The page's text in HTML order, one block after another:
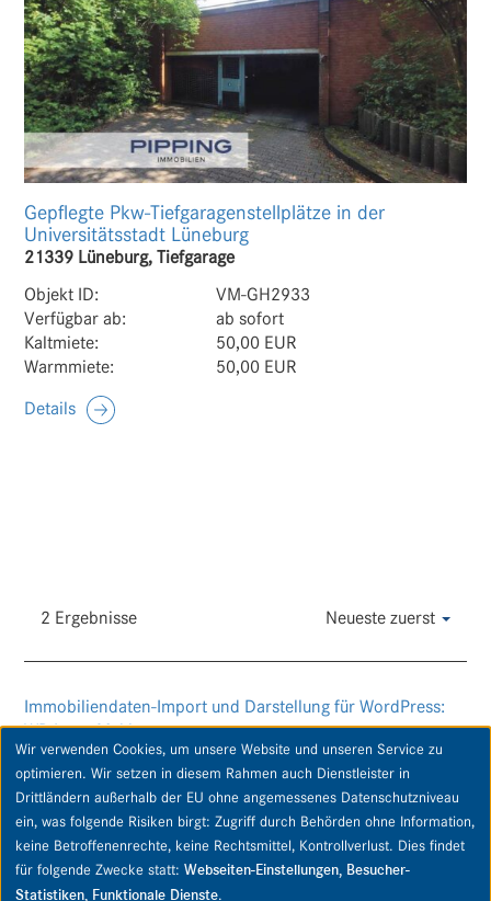
Gepflegte Pkw-Tiefgaragenstellplätze in der
Universitätsstadt Lüneburg
21339 Lüneburg, Tiefgarage
Objekt ID:
VM-GH2933
Verfügbar ab:
ab sofort
Kaltmiete:
50,00 EUR
Warmmiete:
50,00 EUR
Details
2 Ergebnisse Neueste zuerst
Immobiliendaten-Import und Darstellung für WordPress:
WP-ImmoMakler
Copyright © 2026 PIPPING Immobilien GmbH & Co. KG. Alle Rechte vorbehalten.
Wir verwenden Cookies, um unsere Website und unseren Service zu
optimieren. Wir setzen in diesem Rahmen auch Dienstleister in
Drittländern außerhalb der EU ohne angemessenes Datenschutzniveau
ein, was folgende Risiken birgt: Zugriff durch Behörden ohne Information,
keine Betroffenenrechte, keine Rechtsmittel, Kontrollverlust. Dies findet
für folgende Zwecke statt: Webseiten-Einstellungen, Besucher-
Statistiken, Funktionale Dienste.